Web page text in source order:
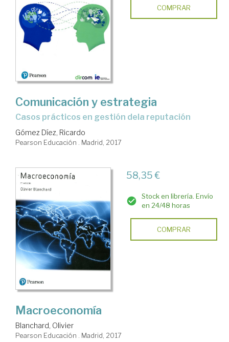
COMPRAR
Comunicación y estrategia
casos prácticos en gestión dela reputación
Gómez Díez, Ricardo
Pearson Educación . Madrid, 2017
58,35 €
Stock en librería. Envío
en 24/48 horas
COMPRAR
Macroeconomía
Blanchard, Olivier
Pearson Educación . Madrid, 2017